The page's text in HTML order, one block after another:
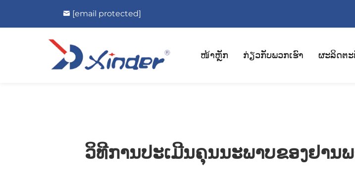
[email protected]
ໜ້າຫຼັກ ກ່ຽວກັບພວກເຮົາ ຜະລິດຕ
ວິທີການປະເມີນຄຸນນະພາບຂອງຢານ